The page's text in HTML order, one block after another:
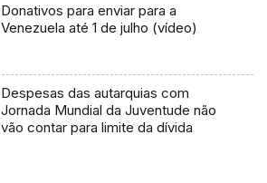
Donativos para enviar para a
Venezuela até 1 de julho (vídeo)
Despesas das autarquias com
Jornada Mundial da Juventude não
vão contar para limite da dívida